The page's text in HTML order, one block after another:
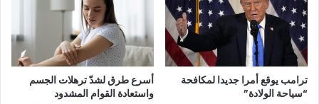
ترامب يوقع أمرا جديدا لمكافحة
“سياحة الولادة”
أسرع طرق لشدّ ترهلات الجسم
واستعادة القوام المشدود